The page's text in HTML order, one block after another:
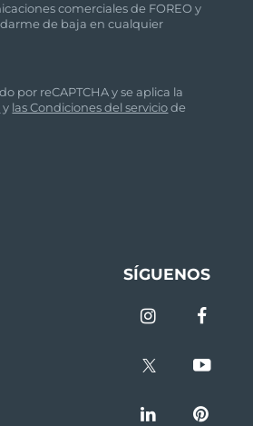
comerciales de FOREO y
de baja en cualquier
por reCAPTCHA y se aplica la
y las Condiciones del serviciode
SÍGUENOS